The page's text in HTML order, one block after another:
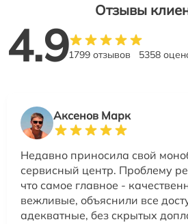
Отзывы
4.91799 отзывов 5358
Аксенов Марк
Недавно приносила свой
сервисный центр. Проблему
что самое главное -
вежливые, объяснили все
адекватные, без скрытых